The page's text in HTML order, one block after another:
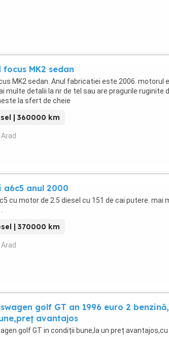
MK2 sedan
MK2 sedan. Anul fabricatiei este 2006. motorul
multe detalii la nr de tel sau are pragurile ruginite
la sfert de cheie
| 360000 km
a6c5 anul 2000
cu motor de 2.5 diesel cu 151 de cai putere. mai
| 370000 km
golf GT an 1996 euro 2
avantajos
golf GT in condiții bune,la un preț avantajos,cu